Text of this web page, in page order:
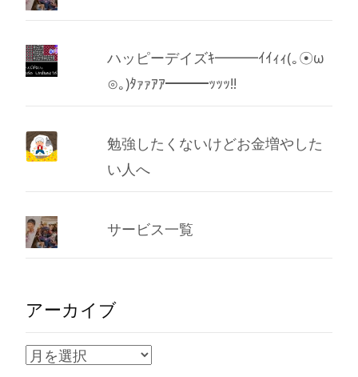
ハッピーデイズｷ━━━ｲｲｨｨ(｡☉ω
⊙｡)ﾀｧｧｱｱ━━━ｯｯｯ!!
勉強したくないけどお金増やした
い人へ
サービス一覧
アーカイブ
ア